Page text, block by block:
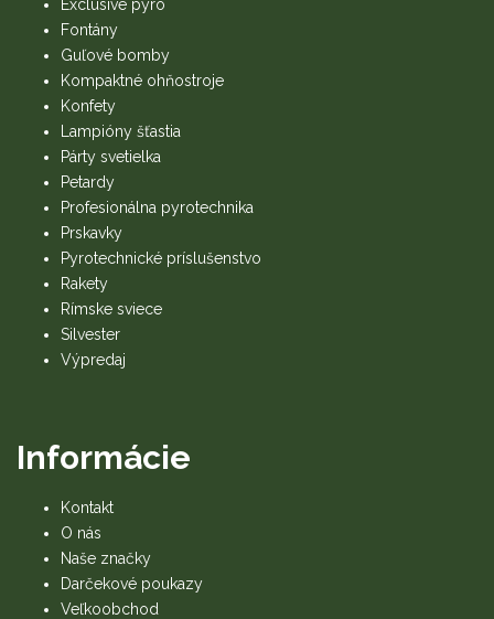
Exclusive pyro
Fontány
Guľové bomby
Kompaktné ohňostroje
Konfety
Lampióny šťastia
Párty svetielka
Petardy
Profesionálna pyrotechnika
Prskavky
Pyrotechnické príslušenstvo
Rakety
Rímske sviece
Silvester
Výpredaj
Informácie
Kontakt
O nás
Naše značky
Darčekové poukazy
Veľkoobchod